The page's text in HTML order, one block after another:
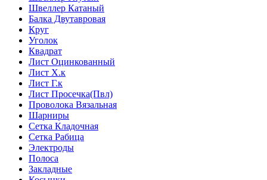
Швеллер Катаный
Балка Двутавровая
Круг
Уголок
Квадрат
Лист Оцинкованный
Лист Х.к
Лист Г.к
Лист Просечка(Пвл)
Проволока Вязальная
Шарниры
Сетка Кладочная
Сетка Рабица
Электроды
Полоса
Закладные